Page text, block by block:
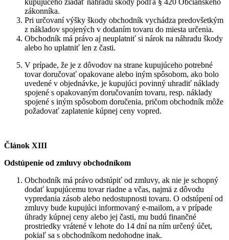
zákonníka.
Pri určovaní výšky škody obchodník vychádza predovšetkým
z nákladov spojených v dodaním tovaru do miesta určenia.
Obchodník má právo aj neuplatniť si nárok na náhradu škody
alebo ho uplatniť len z časti.
V prípade, že je z dôvodov na strane kupujúceho potrebné
tovar doručovať opakovane alebo iným spôsobom, ako bolo
uvedené v objednávke, je kupujúci povinný uhradiť náklady
spojené s opakovaným doručovaním tovaru, resp. náklady
spojené s iným spôsobom doručenia, pričom obchodník môže
požadovať zaplatenie kúpnej ceny vopred.
Článok XIII
Odstúpenie od zmluvy obchodníkom
Obchodník má právo odstúpiť od zmluvy, ak nie je schopný
dodať kupujúcemu tovar riadne a včas, najmä z dôvodu
vypredania zásob alebo nedostupnosti tovaru. O odstúpení od
zmluvy bude kupujúci informovaný e-mailom, a v prípade
úhrady kúpnej ceny alebo jej časti, mu budú finančné
prostriedky vrátené v lehote do 14 dní na ním určený účet,
pokiaľ sa s obchodníkom nedohodne inak.